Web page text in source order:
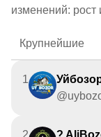
изменений: рост
Крупнейшие
1
2
?